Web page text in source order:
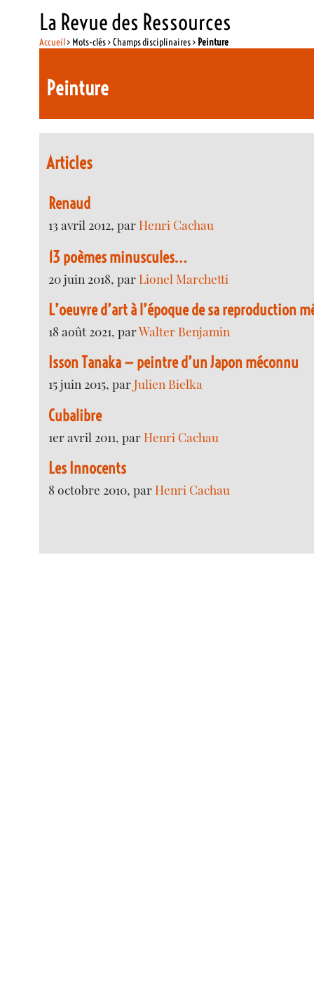
La Revue des Ressources
Accueil> Mots-clés > Champs disciplinaires > Peinture
Peinture
Articles
Renaud
13 avril 2012, parHenri Cachau
13 poèmes minuscules…
20 juin 2018, parLionel Marchetti
L’oeuvre d’art à l’époque de sa reproduction
18 août 2021, parWalter Benjamin
Isson Tanaka — peintre d’un Japon méconnu
15 juin 2015, parJulien Bielka
Cubalibre
1er avril 2011, parHenri Cachau
Les Innocents
8 octobre 2010, parHenri Cachau